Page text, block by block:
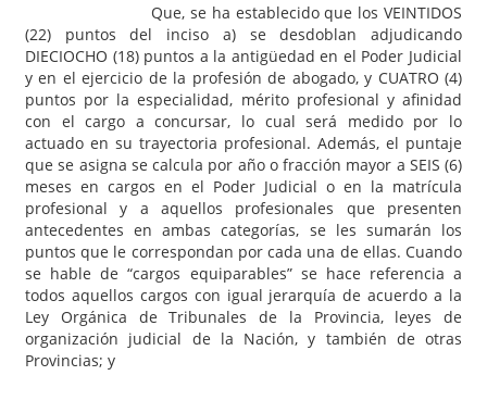
Que, se ha establecido que los VEINTIDOS
(22) puntos del inciso a) se desdoblan adjudicando
DIECIOCHO (18) puntos a la antigüedad en el Poder Judicial
y en el ejercicio de la profesión de abogado, y CUATRO (4)
puntos por la especialidad, mérito profesional y afinidad
con el cargo a concursar, lo cual será medido por lo
actuado en su trayectoria profesional. Además, el puntaje
que se asigna se calcula por año o fracción mayor a SEIS (6)
meses en cargos en el Poder Judicial o en la matrícula
profesional y a aquellos profesionales que presenten
antecedentes en ambas categorías, se les sumarán los
puntos que le correspondan por cada una de ellas. Cuando
se hable de “cargos equiparables” se hace referencia a
todos aquellos cargos con igual jerarquía de acuerdo a la
Ley Orgánica de Tribunales de la Provincia, leyes de
organización judicial de la Nación, y también de otras
Provincias; y